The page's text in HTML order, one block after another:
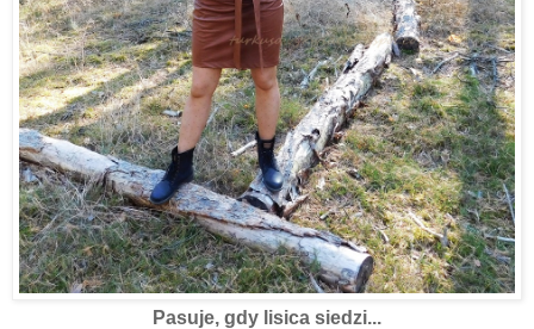
Pasuje, gdy lisica siedzi...